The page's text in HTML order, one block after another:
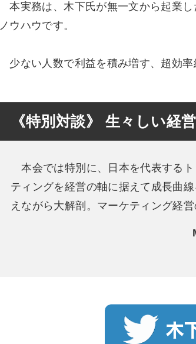
本実務は、木下氏が無一文から起業
ノウハウです。
少ない人数で利益を積み増す、超効率
《特別対談》 生々しい経
本会では特別に、日本を代表する
ティングを経営の軸に据えて成長曲
えながら大解剖。マーケティング経